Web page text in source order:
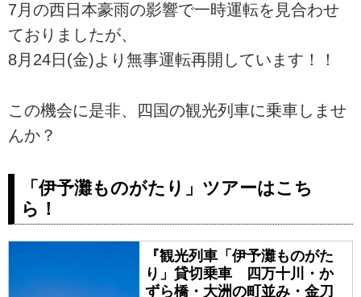
7月の西日本豪雨の影響で一時運転を見合わせ
ておりましたが、
8月24日(金)より無事運転再開しています！！
この機会に是非、四国の観光列車に乗車しませ
んか？
「伊予灘ものがたり」ツアーはこち
ら！
『観光列車「伊予灘ものがた
り」貸切乗車 四万十川・か
ずら橋・大洲の町並み・金刀